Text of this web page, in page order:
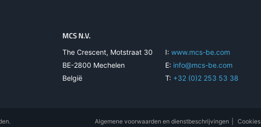
MCS N.V.
The Crescent, Motstraat 30
BE-2800 Mechelen
België
I: www.mcs-be.com
E: info@mcs-be.com
T: +32 (0)2 253 53 38
Algemene voorwaarden en dienstbeschrijvingen Cookies